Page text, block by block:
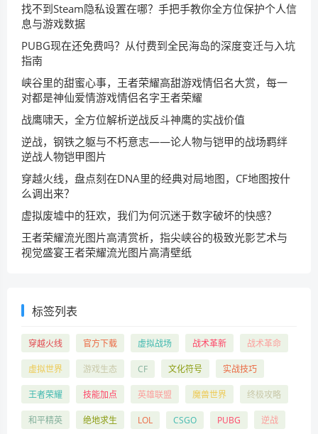
找不到Steam隐私设置在哪？手把手教你全方位保护个人信
息与游戏数据
PUBG现在还免费吗？从付费到全民海岛的深度变迁与入坑
指南
峡谷里的甜蜜心事，王者荣耀高甜游戏情侣名大赏，每一
对都是神仙爱情游戏情侣名字王者荣耀
战鹰啸天，全方位解析逆战反斗神鹰的实战价值
逆战，钢铁之躯与不朽意志——论人物与铠甲的战场羁绊
逆战人物铠甲图片
穿越火线，盘点刻在DNA里的经典对局地图，CF地图按什
么调出来？
虚拟废墟中的狂欢，我们为何沉迷于数字破坏的快感？
王者荣耀流光图片高清赏析，指尖峡谷的极致光影艺术与
视觉盛宴王者荣耀流光图片高清壁纸
标签列表
穿越火线 官方下载 虚拟战场 战术革新 战术革命
虚拟世界 游戏生态 CF 文化符号 实战技巧
王者荣耀 技能加点 英雄联盟 魔兽世界 终极攻略
和平精英 绝地求生 LOL CSGO PUBG 逆战